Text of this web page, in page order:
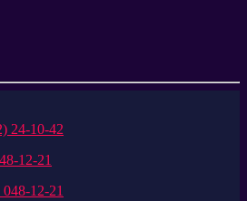
24-10-42
12-21
12-21